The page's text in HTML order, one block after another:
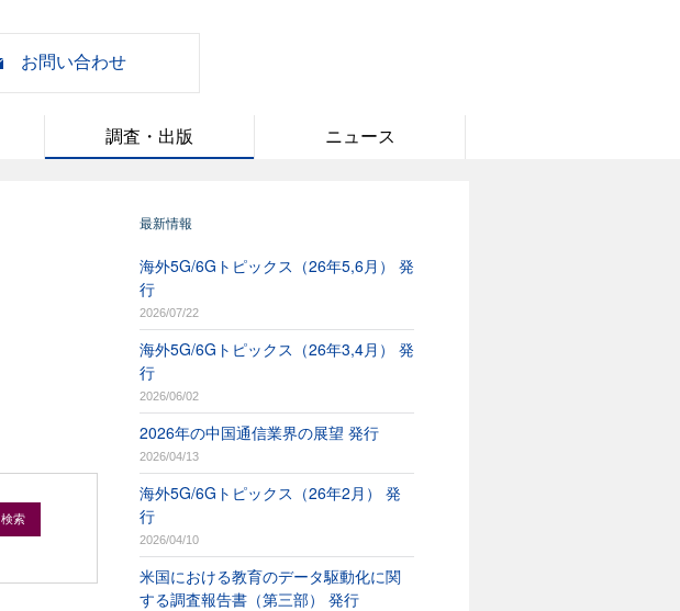
お問い合わせ
調査・出版 ニュース
検索
最新情報
海外5G/6Gトピックス（26年5,6月） 発
行
2026/07/22
海外5G/6Gトピックス（26年3,4月） 発
行
2026/06/02
2026年の中国通信業界の展望 発行
2026/04/13
海外5G/6Gトピックス（26年2月） 発
行
2026/04/10
米国における教育のデータ駆動化に関
する調査報告書（第三部） 発行